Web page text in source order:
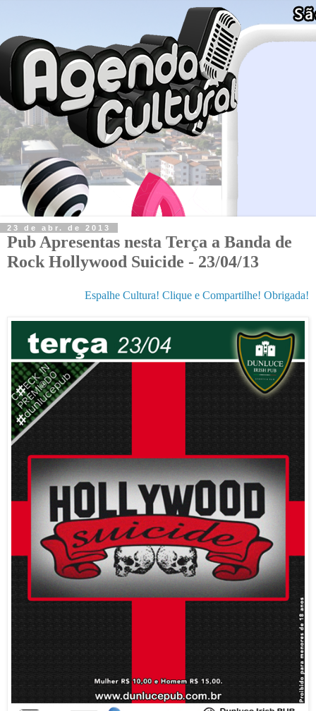
23 de abr. de 2013
Pub Apresentas nesta Terça a Banda de
Rock Hollywood Suicide - 23/04/13
Espalhe Cultura! Clique e Compartilhe! Obrigada!